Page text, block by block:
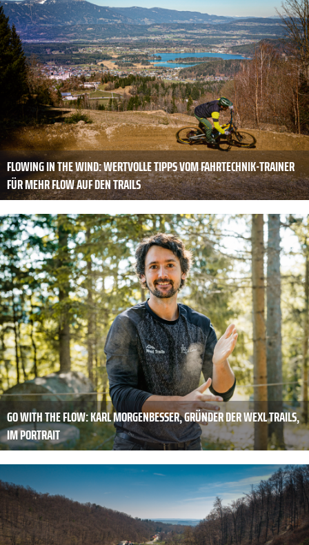
FLOWING IN THE WIND: WERTVOLLE TIPPS VOM FAHRTECHNIK-TRAINER
FÜR MEHR FLOW AUF DEN TRAILS
GO WITH THE FLOW: KARL MORGENBESSER, GRÜNDER DER WEXL TRAILS,
IM PORTRAIT